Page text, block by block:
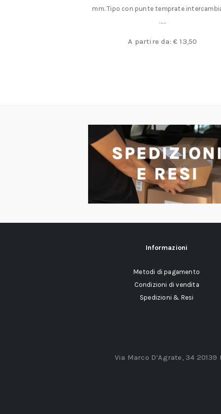
mm. Tipo con punte temprate
……
A partire da: € 13,50
Informazioni
Metodi di pagamento
Condizioni di vendita
Spedizioni & Resi
Via Marco D’Agrate, 34